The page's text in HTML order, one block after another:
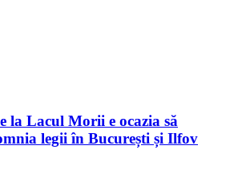
la Lacul Morii e ocazia să
legii în București și Ilfov